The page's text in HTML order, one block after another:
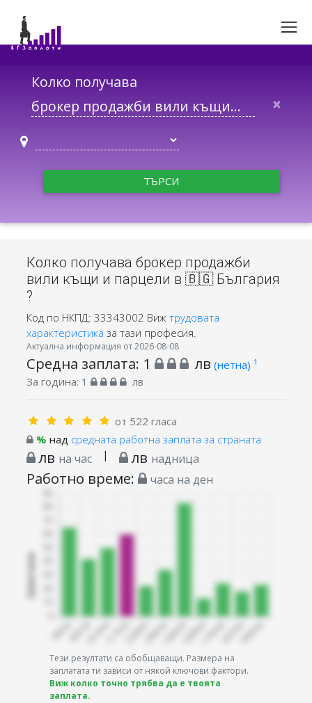
Колко получава
×
ТЪРСИ
Колко получава брокер продажби
вили къщи и парцели в 🇧🇬 България
?
Код по НКПД: 33343002 Виж трудовата
характеристика за тази професия.
Актуална информация от 2026-08-08
Средна заплата: 1 лв (нетна) 1
За година: 1 лв
от 522 гласа
% над средната работна заплата за страната
лв на час | лв надница
Работно време: часа на ден
Тези резултати са обобщаващи. Размера на
заплатата ти зависи от някой ключови фактори.
Виж колко точно трябва да е твоята
заплата.